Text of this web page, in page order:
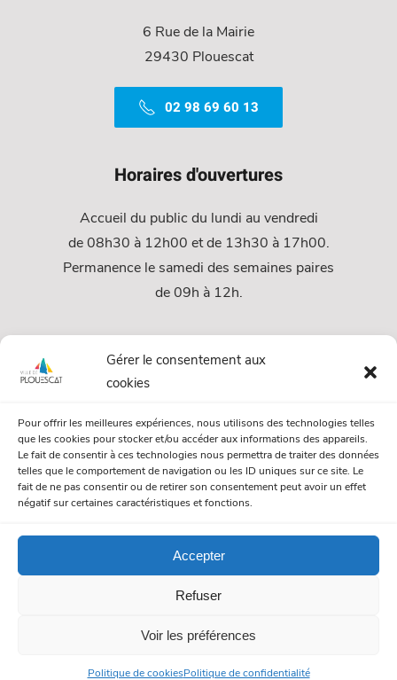
Gérer le consentement aux
cookies
Pour offrir les meilleures expériences, nous utilisons des technologies telles
que les cookies pour stocker et/ou accéder aux informations des appareils.
Le fait de consentir à ces technologies nous permettra de traiter des données
telles que le comportement de navigation ou les ID uniques sur ce site. Le
fait de ne pas consentir ou de retirer son consentement peut avoir un effet
négatif sur certaines caractéristiques et fonctions.
Accepter
Refuser
Voir les préférences
Politique de cookiesPolitique de confidentialité
6 Rue de la Mairie
29430 Plouescat
02 98 69 60 13
Horaires d'ouvertures
Accueil du public du lundi au vendredi
de 08h30 à 12h00 et de 13h30 à 17h00.
Permanence le samedi des semaines paires
de 09h à 12h.
Services
Urbanisme
Papiers et citoyenneté
Numéros Utiles
© Mairie de Plouescat. Tous droits réservés. /Mentions légales
Politique de gestion des cookies/Politique de confidentialité